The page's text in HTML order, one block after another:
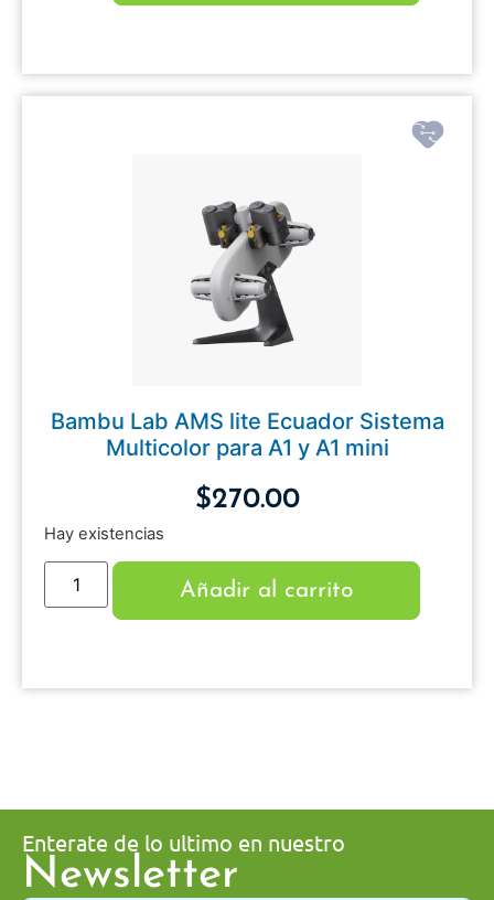
Bambu Lab AMS lite Ecuador Sistema
Multicolor para A1 y A1 mini
$270.00
Hay existencias
Añadir al carrito
Enterate de lo ultimo en nuestro
Newsletter